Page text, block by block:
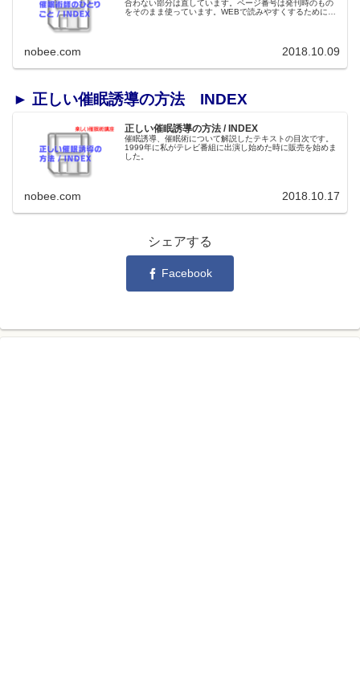
合わない部分は直しています。ページ番号は発刊時のもの
をそのまま使っています。WEBで読みやすくするために縦
nobee.com 2018.10.09
► 正しい催眠誘導の方法 INDEX
正しい催眠誘導の方法 / INDEX
催眠誘導、催眠術について解説したテキストの目次です。
1999年に私がテレビ番組に出演し始めた時に販売を始めま
した。
nobee.com 2018.10.17
シェアする
Facebook